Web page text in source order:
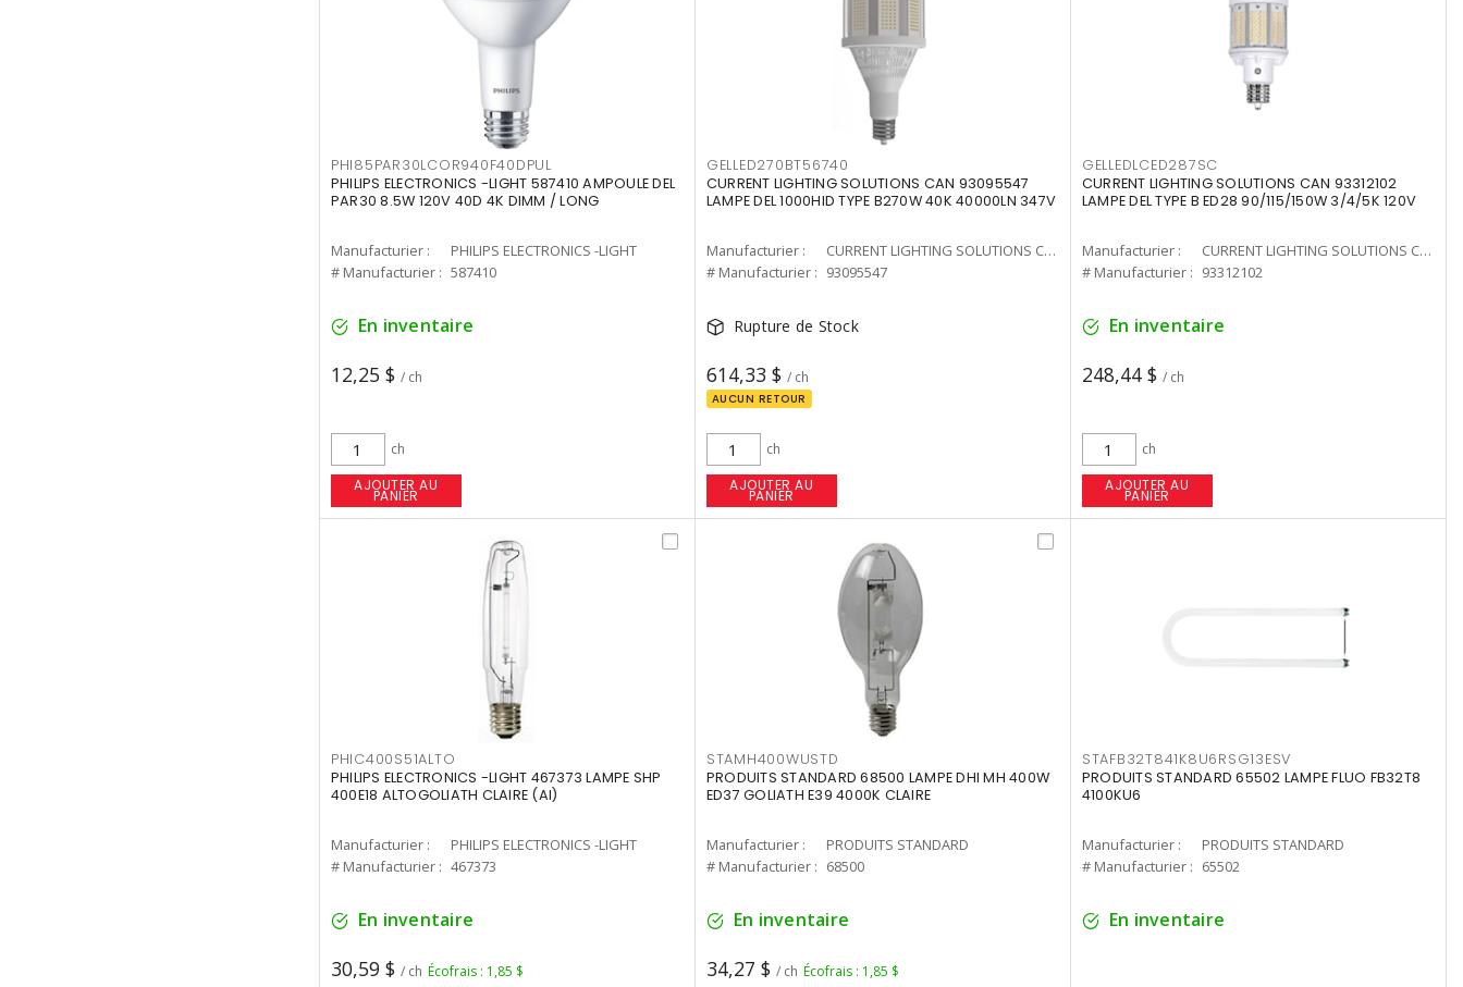
PHI85PAR30LCOR940F40DPUL
PHILIPS ELECTRONICS -LIGHT 587410 AMPOULE DEL
PAR30 8.5W 120V 40D 4K DIMM / LONG
Manufacturier :
PHILIPS ELECTRONICS -LIGHT
# Manufacturier : 587410
En inventaire
12,25 $ / ch
ch
AJOUTER AU
PANIER
GELLED270BT56740
CURRENT LIGHTING SOLUTIONS CAN 93095547
LAMPE DEL 1000HID TYPE B270W 40K 40000LN 347V
Manufacturier :
CURRENT LIGHTING SOLUTIONS CAN
# Manufacturier : 93095547
Rupture de Stock
614,33 $ / ch
AUCUN RETOUR
ch
AJOUTER AU
PANIER
GELLEDLCED287SC
CURRENT LIGHTING SOLUTIONS CAN 93312102
LAMPE DEL TYPE B ED28 90/115/150W 3/4/5K 120V
Manufacturier :
CURRENT LIGHTING SOLUTIONS CAN
# Manufacturier : 93312102
En inventaire
248,44 $ / ch
ch
AJOUTER AU
PANIER
PHIC400S51ALTO
PHILIPS ELECTRONICS -LIGHT 467373 LAMPE SHP
400E18 ALTOGOLIATH CLAIRE (AI)
Manufacturier :
PHILIPS ELECTRONICS -LIGHT
# Manufacturier : 467373
En inventaire
30,59 $ / ch Écofrais : 1,85 $
STAMH400WUSTD
PRODUITS STANDARD 68500 LAMPE DHI MH 400W
ED37 GOLIATH E39 4000K CLAIRE
Manufacturier :
PRODUITS STANDARD
# Manufacturier : 68500
En inventaire
34,27 $ / ch Écofrais : 1,85 $
STAFB32T841K8U6RSG13ESV
PRODUITS STANDARD 65502 LAMPE FLUO FB32T8
4100KU6
Manufacturier :
PRODUITS STANDARD
# Manufacturier : 65502
En inventaire